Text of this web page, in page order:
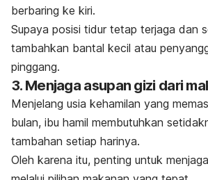
berbaring ke kiri.
Supaya posisi tidur tetap terjaga dan
tambahkan bantal kecil atau
pinggang.
3. Menjaga asupan gizi dari
Menjelang usia kehamilan yang
bulan, ibu hamil membutuhkan
tambahan setiap harinya.
Oleh karena itu, penting untuk